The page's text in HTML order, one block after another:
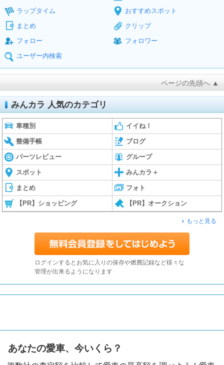
ラップタイム
おすすめスポット
まとめ
クリップ
フォロー
フォロワー
ユーザー内検索
ページの先頭へ ▲
みんカラ 人気のカテゴリ
車種別 イイね！
整備手帳 ブログ
パーツレビュー グループ
スポット みんカラ＋
まとめ フォト
【PR】ショッピング 【PR】オークション
もっと見る
ログインするとお気に入りの保存や燃費記録など様々な
管理が出来るようになります
あなたの愛車、今いくら？